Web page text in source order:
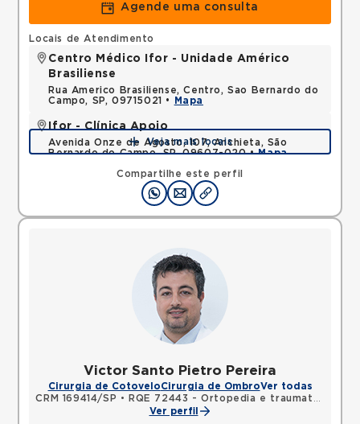
Agende uma consulta
Compartilhe este perfil
Locais de Atendimento
Centro Médico Ifor - Unidade Américo
Brasiliense
Rua Americo Brasiliense, Centro, Sao Bernardo do
Campo, SP, 09715021 •
Mapa
Ifor - Clínica Apoio
Avenida Onze de Agosto, 107, Anchieta, São
Bernardo do Campo, SP, 09607-020 •Mapa
Veja mais locais
Victor Santo Pietro Pereira
Cirurgia de CotoveloCirurgia de OmbroVer todas
CRM 169414/SP •
RQE 72443 - Ortopedia e traumatologia
Ver perfil